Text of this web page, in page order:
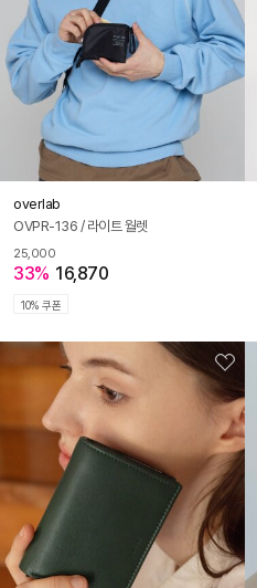
overlab
OVPR-136 / 라이트 월렛
25,000
33% 16,870
10% 쿠폰